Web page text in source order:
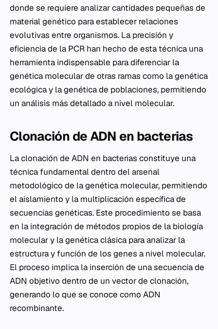
donde se requiere analizar cantidades pequeñas de
material genético para establecer relaciones
evolutivas entre organismos. La precisión y
eficiencia de la PCR han hecho de esta técnica una
herramienta indispensable para diferenciar la
genética molecular de otras ramas como la genética
ecológica y la genética de poblaciones, permitiendo
un análisis más detallado a nivel molecular.
Clonación de ADN en bacterias
La clonación de ADN en bacterias constituye una
técnica fundamental dentro del arsenal
metodológico de la genética molecular, permitiendo
el aislamiento y la multiplicación específica de
secuencias genéticas. Este procedimiento se basa
en la integración de métodos propios de la biología
molecular y la genética clásica para analizar la
estructura y función de los genes a nivel molecular.
El proceso implica la inserción de una secuencia de
ADN objetivo dentro de un vector de clonación,
generando lo que se conoce como ADN
recombinante.